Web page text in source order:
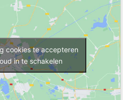
cookies te accepteren
in te schakelen